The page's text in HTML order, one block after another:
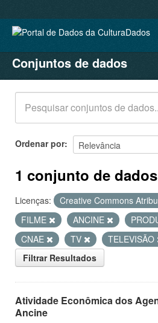
CONJUNTOS DE DADOS
ORGANIZAÇÕES
GRUPOS
SOBRE
Conjuntos de dados
Ordenar por
1 conjunto de
Licenças: Creative Commons
FILME
ANCINE
CNAE
TV
TELEVISÃO
Filtrar Resultados
Atividade Econômica dos
Ancine